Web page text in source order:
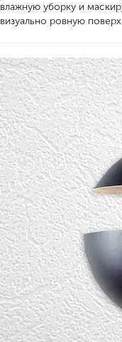
влажную уборку и
визуально ровную